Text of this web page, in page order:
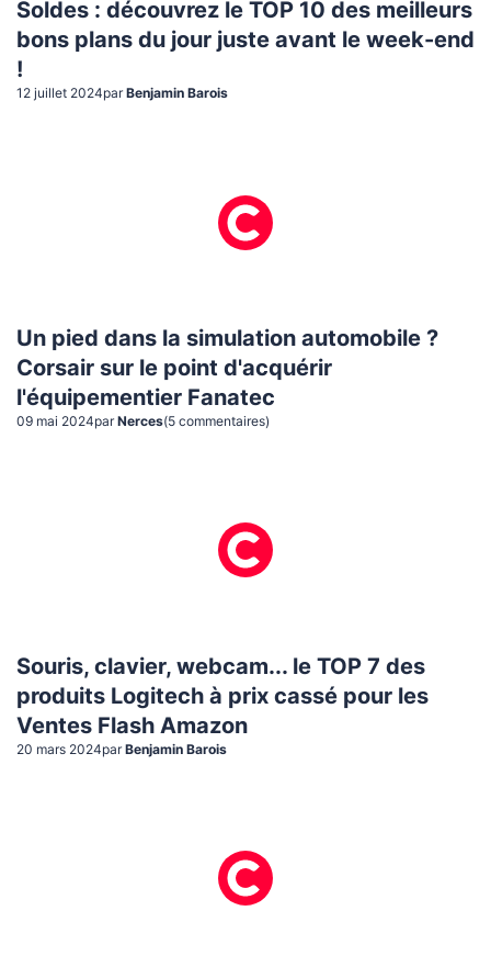
Soldes : découvrez le TOP 10 des meilleurs
bons plans du jour juste avant le week-end
!
12 juillet 2024par Benjamin Barois
Un pied dans la simulation automobile ?
Corsair sur le point d'acquérir
l'équipementier Fanatec
09 mai 2024par Nerces(5 commentaires)
Souris, clavier, webcam... le TOP 7 des
produits Logitech à prix cassé pour les
Ventes Flash Amazon
20 mars 2024par Benjamin Barois